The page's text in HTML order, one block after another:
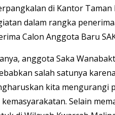
di Kantor Taman
dalam rangka
Calon Anggota Baru
anggota Saka
salah satunya
kita mengurangi
Selain